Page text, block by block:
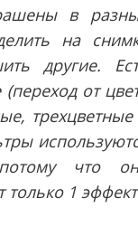
в
на
другие.
от
что
1